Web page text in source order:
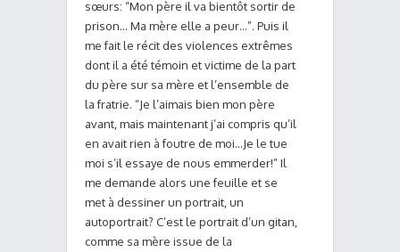
sœurs: “Mon père il va bientôt sortir de
prison… Ma mère elle a peur…”. Puis il
me fait le récit des violences extrêmes
dont il a été témoin et victime de la part
du père sur sa mère et l’ensemble de
la fratrie. “Je l’aimais bien mon père
avant, mais maintenant j’ai compris qu’il
en avait rien à foutre de moi…Je le tue
moi s’il essaye de nous emmerder!” Il
me demande alors une feuille et se
met à dessiner un portrait, un
autoportrait? C’est le portrait d’un gitan,
comme sa mère issue de la